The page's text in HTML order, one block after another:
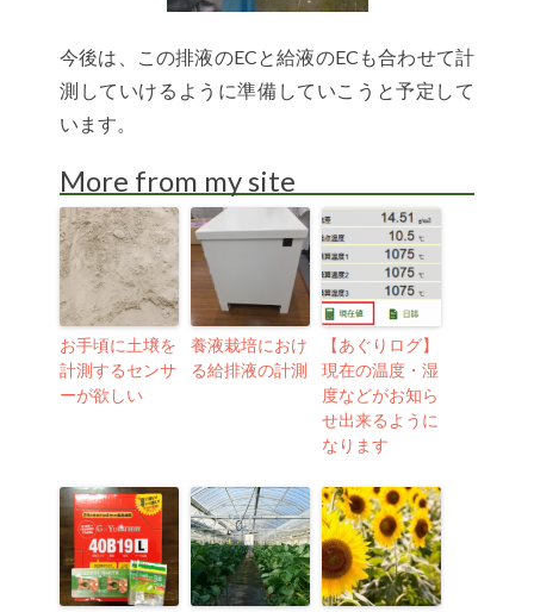
今後は、この排液のECと給液のECも合わせて計
測していけるように準備していこうと予定して
います。
More from my site
お手頃に土壌を
計測するセンサ
ーが欲しい
養液栽培におけ
る給排液の計測
【あぐりログ】
現在の温度・湿
度などがお知ら
せ出来るように
なります